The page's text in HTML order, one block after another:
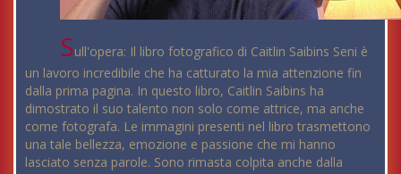
Sull'opera: Il libro fotografico di Caitlin Saibins Seni è
un lavoro incredibile che ha catturato la mia attenzione fin
dalla prima pagina. In questo libro, Caitlin Saibins ha
dimostrato il suo talento non solo come attrice, ma anche
come fotografa. Le immagini presenti nel libro trasmettono
una tale bellezza, emozione e passione che mi hanno
lasciato senza parole. Sono rimasta colpita anche dalla